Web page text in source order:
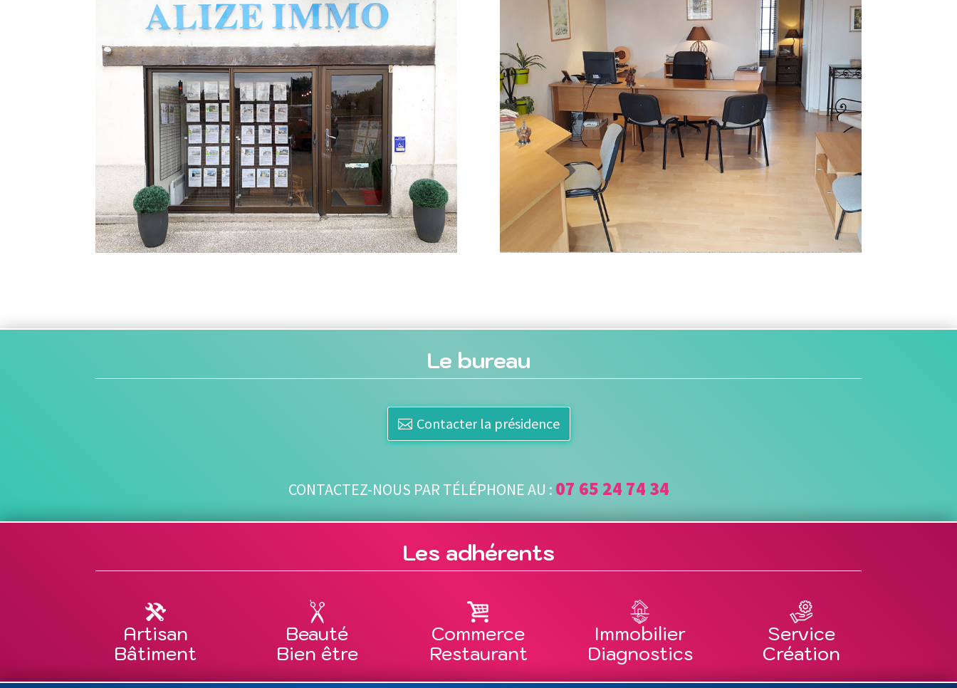
Le bureau
Contacter la présidence
CONTACTEZ-NOUS PAR TÉLÉPHONE AU : 07 65 24 74 34
Les adhérents
Artisan
Bâtiment
Beauté
Bien être
Commerce
Restaurant
Immobilier
Diagnostics
Service
Création